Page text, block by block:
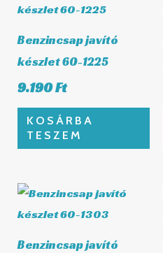
Benzincsap javító
készlet 60-1225
9.190Ft
KOSÁRBA
TESZEM
Benzincsap javító